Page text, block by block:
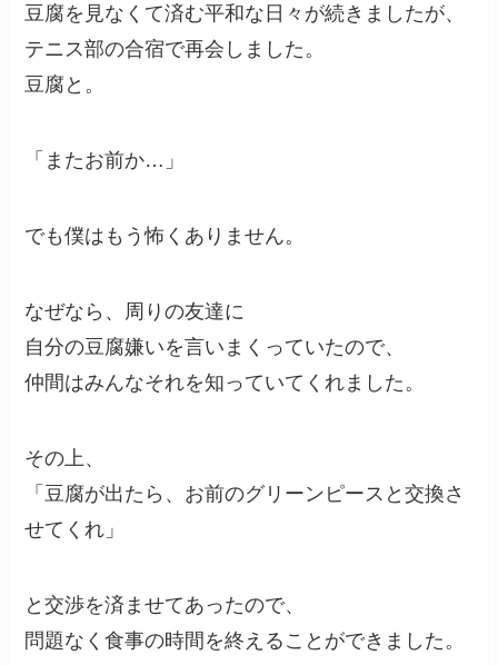
豆腐を見なくて済む平和な日々が続きましたが、
テニス部の合宿で再会しました。
豆腐と。
「またお前か…」
でも僕はもう怖くありません。
なぜなら、周りの友達に
自分の豆腐嫌いを言いまくっていたので、
仲間はみんなそれを知っていてくれました。
その上、
「豆腐が出たら、お前のグリーンピースと交換さ
せてくれ」
と交渉を済ませてあったので、
問題なく食事の時間を終えることができました。